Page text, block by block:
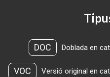
DOC Doblada en
VOC Versió original en